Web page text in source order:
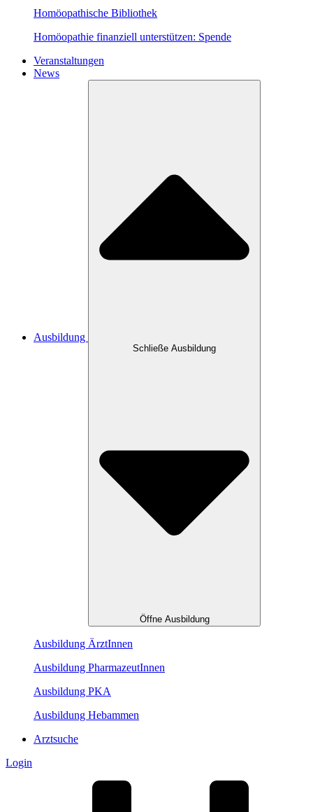
Homöopathische Bibliothek
Homöopathie finanziell unterstützen: Spende
Veranstaltungen
News
Ausbildung
Schließe Ausbildung
Öffne Ausbildung
Ausbildung ÄrztInnen
Ausbildung PharmazeutInnen
Ausbildung PKA
Ausbildung Hebammen
Arztsuche
Login